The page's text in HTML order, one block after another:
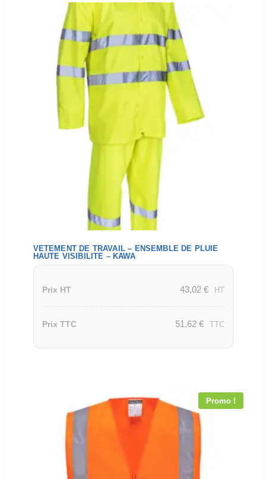
VETEMENT DE TRAVAIL – ENSEMBLE DE PLUIE
HAUTE VISIBILITE – KAWA
Prix HT 43,02 € HT
Prix TTC 51,62 € TTC
Promo !